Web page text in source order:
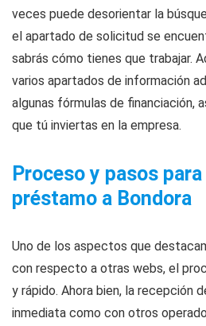
veces puede desorientar la
el apartado de solicitud se
sabrás cómo tienes que trabajar.
varios apartados de información
algunas fórmulas de financiación,
que tú inviertas en la empresa.
Proceso y pasos
préstamo a Bondora
Uno de los aspectos que
con respecto a otras webs, el
y rápido. Ahora bien, la recepción
inmediata como con otros